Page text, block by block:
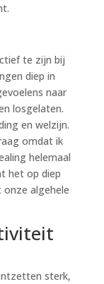
te zijn bij
diep in
naar
losgelaten.
en welzijn.
omdat ik
helemaal
het op diep
algehele
sterk,